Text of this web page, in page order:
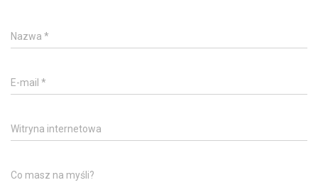
Nazwa *
E-mail *
Witryna internetowa
Co masz na myśli?